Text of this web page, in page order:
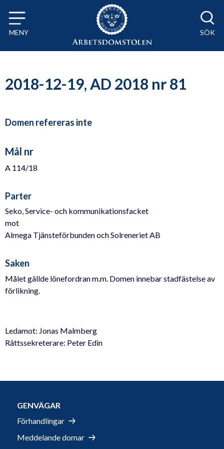
Till innehåll på sidan x
MENY SÖK
2018-12-19, AD 2018 nr 81
Domen refereras inte
Mål nr
A 114/18
Parter
Seko, Service- och kommunikationsfacket
mot
Almega Tjänsteförbunden och Solreneriet AB
Saken
Målet gällde lönefordran m.m. Domen innebar stadfästelse av
förlikning.
Ledamot: Jonas Malmberg
Rättssekreterare: Peter Edin
GENVÄGAR
Förhandlingar
Meddelande domar